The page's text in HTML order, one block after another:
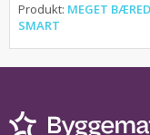
Produkt: MEGET
SMART